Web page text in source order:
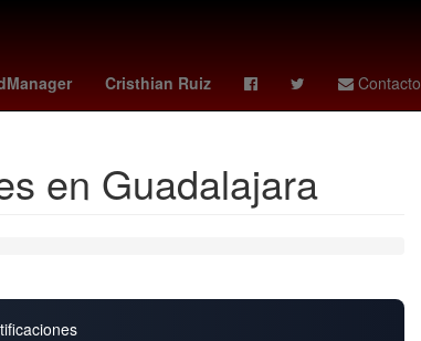
Cristhian Ruiz Contacto
Cynthia Klitbo Lluvias
en Guadalajara